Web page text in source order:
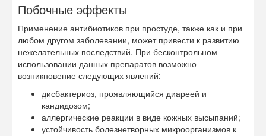
Побочные эффекты
Применение антибиотиков при простуде, также как и при
любом другом заболевании, может привести к развитию
нежелательных последствий. При бесконтрольном
использовании данных препаратов возможно
возникновение следующих явлений:
дисбактериоз, проявляющийся диареей и
кандидозом;
аллергические реакции в виде кожных высыпаний;
устойчивость болезнетворных микроорганизмов к